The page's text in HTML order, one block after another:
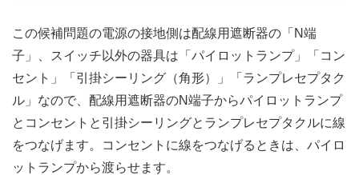
この候補問題の電源の接地側は配線用遮断器の「N端
子」、スイッチ以外の器具は「パイロットランプ」「コン
セント」「引掛シーリング（角形）」「ランプレセプタク
ル」なので、配線用遮断器のN端子からパイロットランプ
とコンセントと引掛シーリングとランプレセプタクルに線
をつなげます。コンセントに線をつなげるときは、パイロ
ットランプから渡らせます。